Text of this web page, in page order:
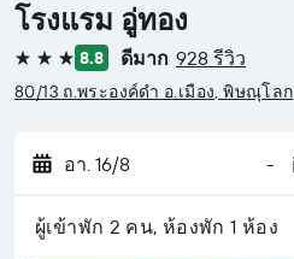
โรงแรม อู่ทอง
3 ดาว 8.8 ดีมาก 928 รีวิว
80/13 ถ.พระองค์ดำ อ.เมือง, พิษณุโลก
อา. 16/8 -
ผู้เข้าพัก 2 คน, ห้องพัก 1 ห้อง